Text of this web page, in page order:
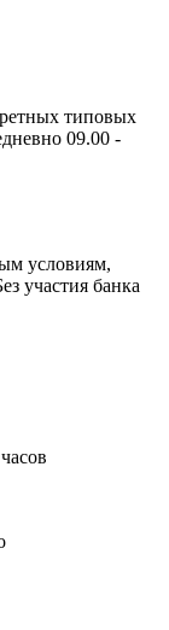
типовых
09.00 -
условиям,
участия банка